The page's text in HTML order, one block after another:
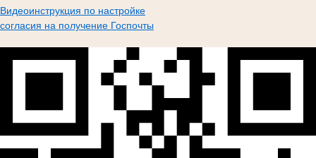
Видеоинструкция по настройке
согласия на получение Госпочты